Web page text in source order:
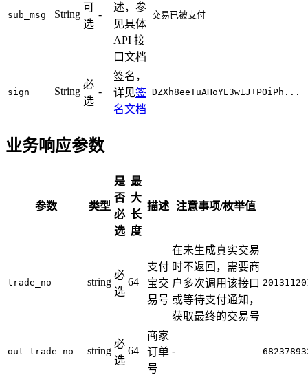
sub_msg String
可
选
-
述，参
见具体
API 接
口文档
交易已被支付
sign String
必
选
-
签名，
详见签
名文档
DZXh8eeTuAHoYE3w1J+POiPh...
业务响应参数
参数 类型
是
否
必
选
最
大
长
度
描述 注意事项/枚举值
trade_no string
必
选
64
支付
宝交
易号
在未生成真实交易
时不返回，需要商
户多次调用该接口
或等待支付通知，
获取最终的交易号
out_trade_no string
必
选
64
商家
订单
号
-